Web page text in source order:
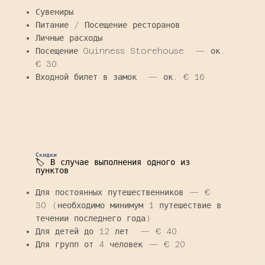
Сувениры
Питание / Посещение ресторанов
Личные расходы
Посещение Guinness Storehouse — ок.
€ 30
Входной билет в замок — ок. € 16
Скидки
🏷️ В случае выполнения одного из
пунктов
Для постоянных путешественников — €
30 (необходимо минимум 1 путешествие в
течении последнего года)
Для детей до 12 лет — € 40
Для групп от 4 человек
— € 20